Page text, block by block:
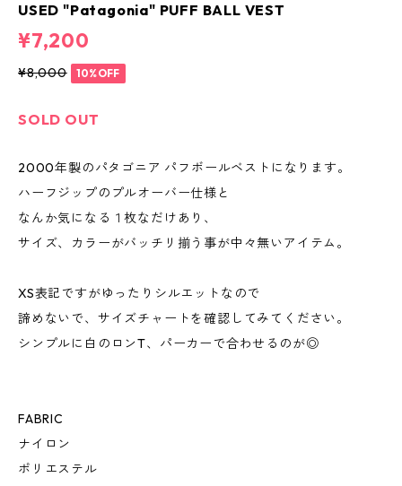
USED "Patagonia" PUFF BALL VEST
¥7,200
¥8,000 10%OFF
SOLD OUT
2000年製のパタゴニア パフボールベストになります。
ハーフジップのプルオーバー仕様と
なんか気になる１枚なだけあり、
サイズ、カラーがバッチリ揃う事が中々無いアイテム。
XS表記ですがゆったりシルエットなので
諦めないで、サイズチャートを確認してみてください。
シンプルに白のロンT、パーカーで合わせるのが◎
FABRIC
ナイロン
ポリエステル